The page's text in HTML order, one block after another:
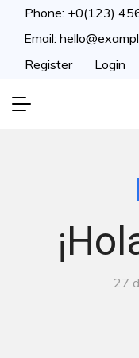
Phone: +0(123)
Email:
Register
Login
27